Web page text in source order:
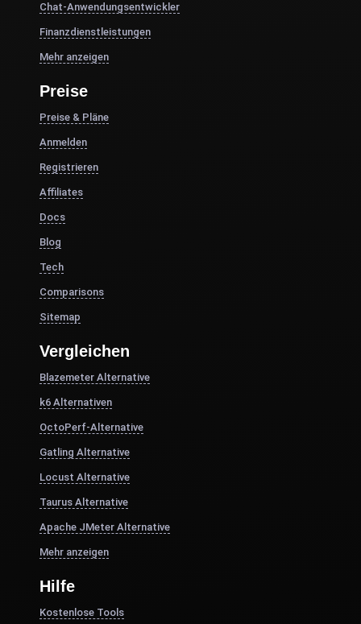
Chat-Anwendungsentwickler
Finanzdienstleistungen
Mehr anzeigen
Preise
Preise & Pläne
Anmelden
Registrieren
Affiliates
Docs
Blog
Tech
Comparisons
Sitemap
Vergleichen
Blazemeter Alternative
k6 Alternativen
OctoPerf-Alternative
Gatling Alternative
Locust Alternative
Taurus Alternative
Apache JMeter Alternative
Mehr anzeigen
Hilfe
Kostenlose Tools